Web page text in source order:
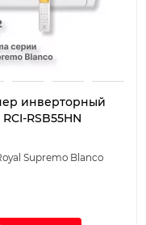
инверторный
RSB55HN
Supremo Blanco